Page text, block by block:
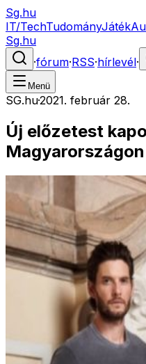
Sg.hu
IT/TechTudományJáték
Sg.hu
·fórum·RSS·hírlevél·
Menü
SG.hu·2021. február 28.
Új előzetest